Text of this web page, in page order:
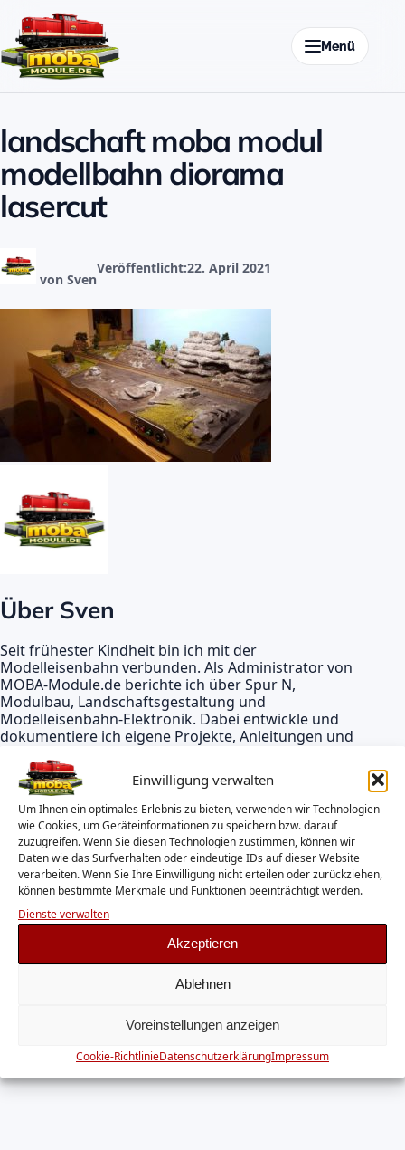
Einwilligung verwalten
Um Ihnen ein optimales Erlebnis zu bieten, verwenden wir Technologien
wie Cookies, um Geräteinformationen zu speichern bzw. darauf
zuzugreifen. Wenn Sie diesen Technologien zustimmen, können wir
Daten wie das Surfverhalten oder eindeutige IDs auf dieser Website
verarbeiten. Wenn Sie Ihre Einwilligung nicht erteilen oder zurückziehen,
können bestimmte Merkmale und Funktionen beeinträchtigt werden.
Dienste verwalten
Akzeptieren
Ablehnen
Voreinstellungen anzeigen
Cookie-RichtlinieDatenschutzerklärungImpressum
Menü
landschaft moba modul
modellbahn diorama
lasercut
von Sven
Veröffentlicht:22. April 2021
Über Sven
Seit frühester Kindheit bin ich mit der
Modelleisenbahn verbunden. Als Administrator von
MOBA-Module.de berichte ich über Spur N,
Modulbau, Landschaftsgestaltung und
Modelleisenbahn-Elektronik. Dabei entwickle und
dokumentiere ich eigene Projekte, Anleitungen und
Website
Instagram
YouTube